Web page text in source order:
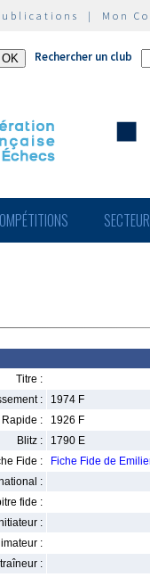
| Mon
Rechercher un club
Titre :
:
1974 F
Rapide :
1926 F
Blitz :
1790 E
Fide :
Fiche Fide de
:
fide :
:
:
: